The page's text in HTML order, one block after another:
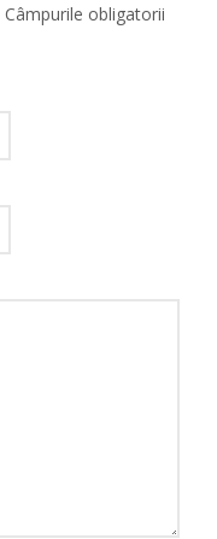
Câmpurile obligatorii